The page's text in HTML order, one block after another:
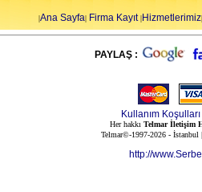
|Ana Sayfa| Firma Kayıt|Hizmetlerimiz|
PAYLAŞ :
Kullanım Koşulları
Her hakkı Telmar İletişim
Telmar©-1997-2026 -
http://